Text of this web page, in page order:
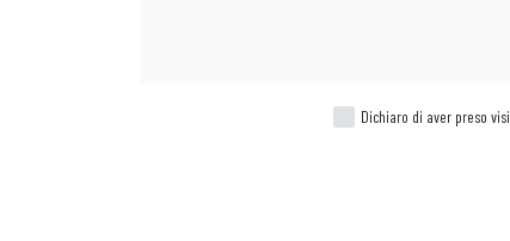
Dichiaro di aver preso